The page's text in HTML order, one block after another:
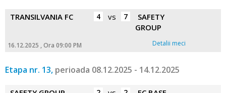
TRANSILVANIA FC 4 vs 7
SAFETY
GROUP
16.12.2025 , Ora 09:00 PM Detalii meci
Etapa nr. 13, perioada 08.12.2025 - 14.12.2025